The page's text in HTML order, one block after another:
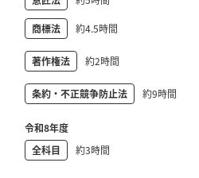
商標法 約4.5時間
著作権法 約2時間
条約・不正競争防止法 約9時間
令和8年度
全科目
約3時間